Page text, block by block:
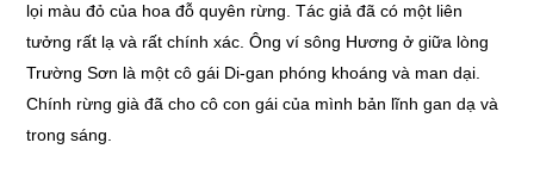
lọi màu đỏ của hoa đỗ quyên rừng. Tác giả đã có một liên
tưởng rất lạ và rất chính xác. Ông ví sông Hương ở giữa lòng
Trường Sơn là một cô gái Di-gan phóng khoáng và man dại.
Chính rừng già đã cho cô con gái của mình bản lĩnh gan dạ và
trong sáng.